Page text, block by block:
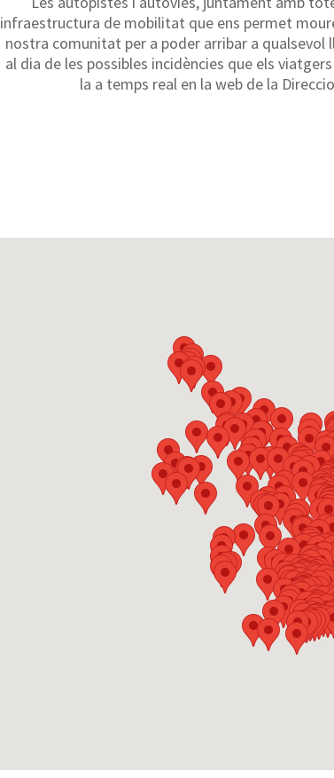
infraestructura de mobilitat que ens permet
nostra comunitat per a poder arribar a qualsevol
al dia de les possibles incidències que els
la a temps real en la web de la